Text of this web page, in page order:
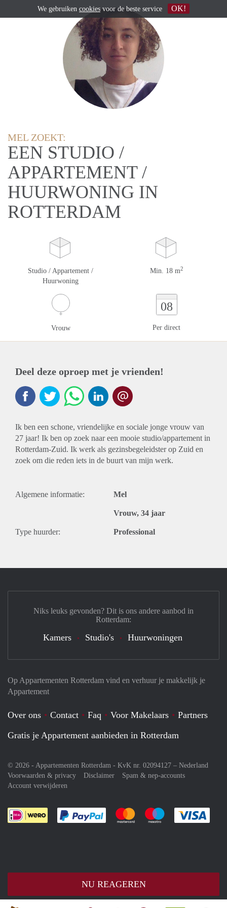
MEL ZOEKT:
EEN STUDIO /
APPARTEMENT /
HUURWONING IN
ROTTERDAM
Studio / Appartement /
Huurwoning
Min. 18 m2
Vrouw
08
Per direct
Deel deze oproep met je vrienden!
Ik ben een schone, vriendelijke en sociale jonge vrouw van
27 jaar! Ik ben op zoek naar een mooie studio/appartement in
Rotterdam-Zuid. Ik werk als gezinsbegeleidster op Zuid en
zoek om die reden iets in de buurt van mijn werk.
Algemene informatie: Mel
Vrouw, 34 jaar
Type huurder: Professional
NU REAGEREN
Op Appartementen Rotterdam vind en verhuur je makkelijk je
Appartement
Over ons Contact Faq Voor Makelaars
Partners
Gratis je Appartement aanbieden in Rotterdam
© 2026 - Appartementen Rotterdam - KvK nr. 02094127 – Nederland
Voorwaarden & privacy
Disclaimer
Spam & nep-accounts
Account verwijderen
Je rekent gemakkelijk af met Paypal
Je rekent gemakkelijk af met
Je rekent
Niks leuks gevonden? Dit is ons andere aanbod in
Rotterdam:
Kamers Studio's Huurwoningen
We gebruiken cookies voor de beste service OK!